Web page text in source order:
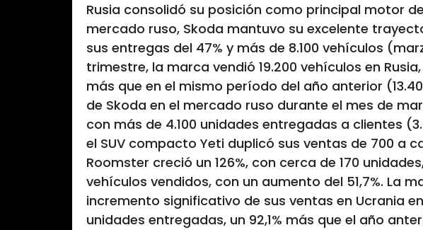
Rusia consolidó su posición como principal motor
mercado ruso, Skoda mantuvo su excelente
sus entregas del 47% y más de 8.100 vehículos
trimestre, la marca vendió 19.200 vehículos en
más que en el mismo período del año anterior
de Skoda en el mercado ruso durante el mes de
con más de 4.100 unidades entregadas a clientes
el SUV compacto Yeti duplicó sus ventas de 700 a
Roomster creció un 126%, con cerca de 170
vehículos vendidos, con un aumento del 51,7%. La
incremento significativo de sus ventas en Ucrania en
unidades entregadas, un 92,1% más que el año